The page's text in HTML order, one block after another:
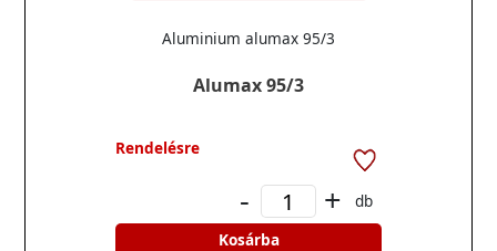
Alumax 95/3
Aluminium alumax 95/3
Rendelésre
- +
db
Kosárba